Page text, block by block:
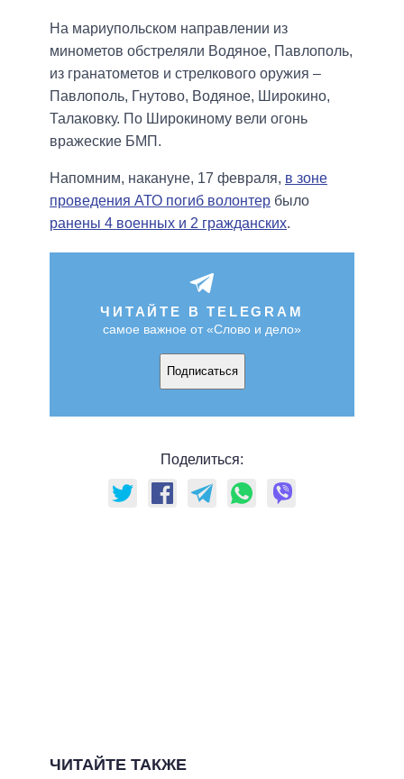
На мариупольском направлении из
минометов обстреляли Водяное, Павлополь,
из гранатометов и стрелкового оружия –
Павлополь, Гнутово, Водяное, Широкино,
Талаковку. По Широкиному вели огонь
вражеские БМП.
Напомним, накануне, 17 февраля, в зоне
проведения АТО погиб волонтер было
ранены 4 военных и 2 гражданских.
ЧИТАЙТЕ В TELEGRAM
самое важное от «Слово и дело»
Подписаться
Поделиться:
ЧИТАЙТЕ ТАКЖЕ